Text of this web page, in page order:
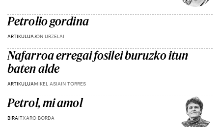
Petrolio gordina
ARTIKULUA JON URZELAI
Nafarroa erregai fosilei buruzko itun
baten alde
ARTIKULUAMIKEL ASIAIN TORRES
Petrol, mi amol
BIRAITXARO BORDA